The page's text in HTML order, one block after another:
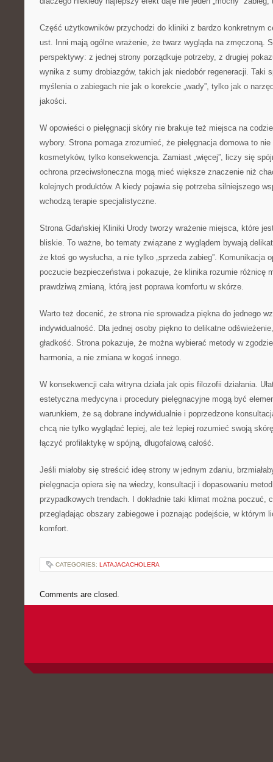
Część użytkowników przychodzi do kliniki z bardzo konkretnym
ust. Inni mają ogólne wrażenie, że twarz wygląda na zmęczoną.
perspektywy: z jednej strony porządkuje potrzeby, z drugiej
wynika z sumy drobiazgów, takich jak niedobór regeneracji. Taki
myślenia o zabiegach nie jak o korekcie „wady”, tylko jak o
jakości.
W opowieści o pielęgnacji skóry nie brakuje też miejsca na
wybory. Strona pomaga zrozumieć, że pielęgnacja domowa to
kosmetyków, tylko konsekwencja. Zamiast „więcej”, liczy się
ochrona przeciwsłoneczna mogą mieć większe znaczenie niż
kolejnych produktów. A kiedy pojawia się potrzeba silniejszego
wchodzą terapie specjalistyczne.
Strona Gdańskiej Kliniki Urody tworzy wrażenie miejsca, które
bliskie. To ważne, bo tematy związane z wyglądem bywają
że ktoś go wysłucha, a nie tylko „sprzeda zabieg”. Komunikacja
poczucie bezpieczeństwa i pokazuje, że klinika rozumie różnicę
prawdziwą zmianą, którą jest poprawa komfortu w skórze.
Warto też docenić, że strona nie sprowadza piękna do jednego
indywidualność. Dla jednej osoby piękno to delikatne
gładkość. Strona pokazuje, że można wybierać metody w
harmonia, a nie zmiana w kogoś innego.
W konsekwencji cała witryna działa jak opis filozofii działania.
estetyczna medycyna i procedury pielęgnacyjne mogą być
warunkiem, że są dobrane indywidualnie i poprzedzone
chcą nie tylko wyglądać lepiej, ale też lepiej rozumieć swoją
łączyć profilaktykę w spójną, długofalową całość.
Jeśli miałoby się streścić ideę strony w jednym zdaniu,
pielęgnacja opiera się na wiedzy, konsultacji i dopasowaniu
przypadkowych trendach. I dokładnie taki klimat można poczuć,
przeglądając obszary zabiegowe i poznając podejście, w którym
komfort.
CATEGORIES: LATAJACACHOLERA
Comments are closed.